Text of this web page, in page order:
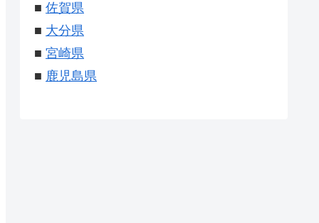
■ 佐賀県
■ 大分県
■ 宮崎県
■ 鹿児島県